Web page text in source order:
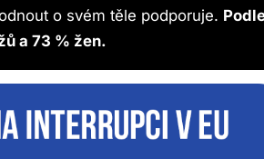
o svém těle podporuje.
a 73 % žen.